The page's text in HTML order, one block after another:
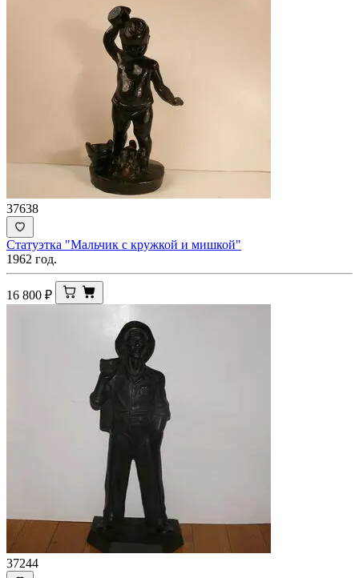
37638
Статуэтка "Мальчик с кружкой и мишкой"
1962 год.
16 800 ₽
37244